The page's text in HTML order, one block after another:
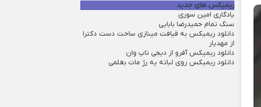
ریمیکس های جدید
یادگاری امین سوری
سنگ تمام حمیدرضا بابایی
دانلود ریمیکس به قیافت مینازی ساخت دست دکترا
از مهدیار
دانلود ریمیکس آفرو از ديجی تاپ وان
دانلود ریمیکس روی لباته یه رژ مات بغلمی